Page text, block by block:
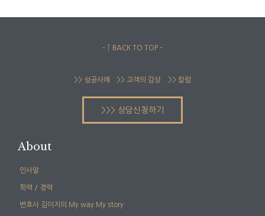
– ↑ BACK TO TOP –
>> 성공사례 >> 고객의 감상 >> 칼럼
>>> 상담신청하기
About
인사말
학력 / 경력
변호사 김이지의 My way My story